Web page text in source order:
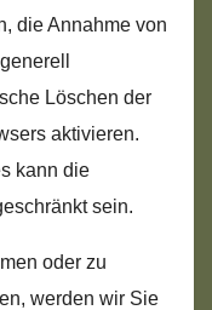
die Annahme von
Löschen der
aktivieren.
kann die
sein.
oder zu
werden wir Sie